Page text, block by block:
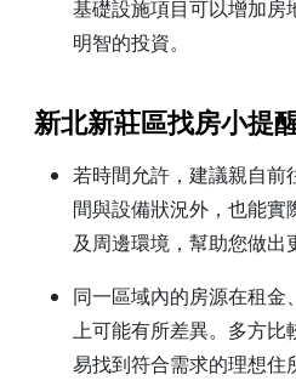
基礎設施項目可以增加房
明智的投資。
新北新莊區找房小提
若時間允許，建議親自前
間與設備狀況外，也能
及周邊環境，幫助您做出
同一區域內的房源在租
上可能有所差異。多方比
易找到符合需求的理想住